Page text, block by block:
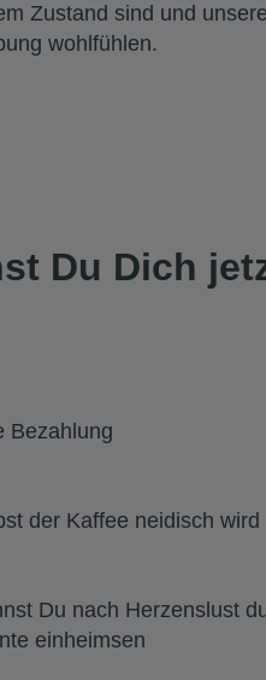
Zustand sind und unsere
wohlfühlen.
Du Dich
Bezahlung
der Kaffee neidisch wird
Du nach Herzenslust
einheimsen